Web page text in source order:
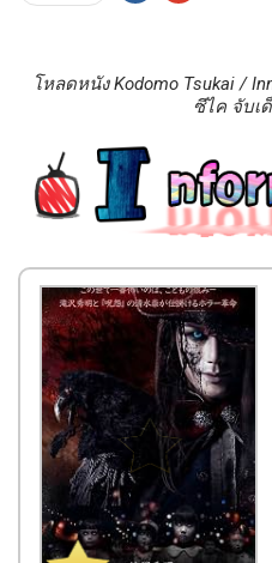
โหลดหนัง Kodomo Tsukai /
ซึไค จับเ